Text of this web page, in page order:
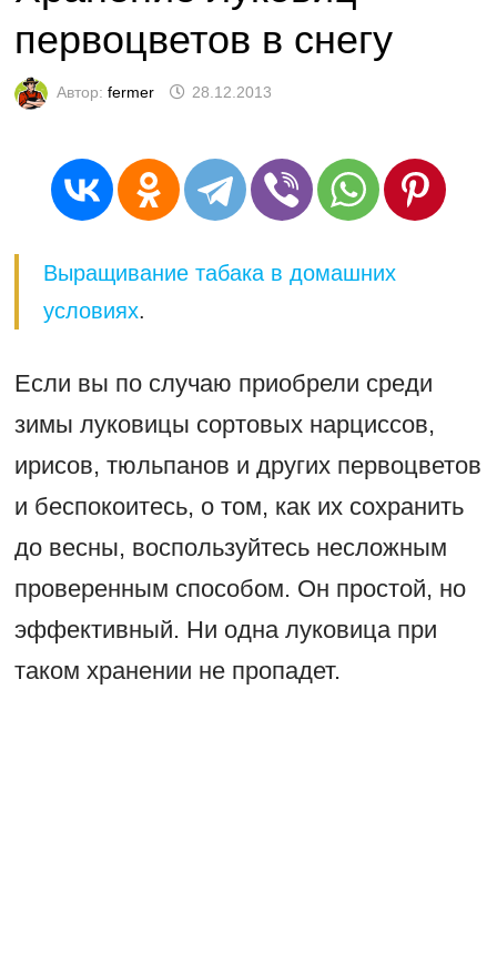
первоцветов в снегу
Автор: fermer 28.12.2013
Выращивание табака в домашних
условиях.
Если вы по случаю приобрели среди
зимы луковицы сортовых нарциссов,
ирисов, тюльпанов и других первоцветов
и беспокоитесь, о том, как их сохранить
до весны, воспользуйтесь несложным
проверенным способом. Он простой, но
эффективный. Ни одна луковица при
таком хранении не пропадет.